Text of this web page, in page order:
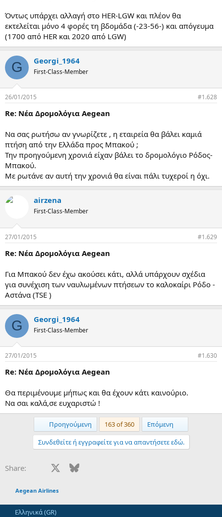
Όντως υπάρχει αλλαγή στο HER-LGW και πλέον θα
εκτελείται μόνο 4 φορές τη βδομάδα (-23-56-) και απόγευμα
(1700 από HER και 2020 από LGW)
G Georgi_1964
First-Class-Member
26/01/2015 #1.628
Re: Νέα Δρομολόγια Aegean
Να σας ρωτήσω αν γνωρίζετε , η εταιρεία θα βάλει καμιά
πτήση από την Ελλάδα προς Μπακού ;
Την προηγούμενη χρονιά είχαν βάλει το δρομολόγιο Ρόδος-
Μπακού.
Με ρωτάνε αν αυτή την χρονιά θα είναι πάλι τυχεροί η όχι.
airzena
First-Class-Member
27/01/2015 #1.629
Re: Νέα Δρομολόγια Aegean
Για Μπακού δεν έχω ακούσει κάτι, αλλά υπάρχουν σχέδια
για συνέχιση των ναυλωμένων πτήσεων το καλοκαίρι Ρόδο -
Αστάνα (TSE )
G Georgi_1964
First-Class-Member
27/01/2015 #1.630
Re: Νέα Δρομολόγια Aegean
Θα περιμένουμε μήπως και θα έχουν κάτι καινούριο.
Να σαι καλά,σε ευχαριστώ !
Προηγούμενη 163 of 360 Επόμενη
Συνδεθείτε ή εγγραφείτε για να απαντήσετε εδώ.
Share: Facebook Bluesky
Aegean Airlines
Ελληνικά (GR)